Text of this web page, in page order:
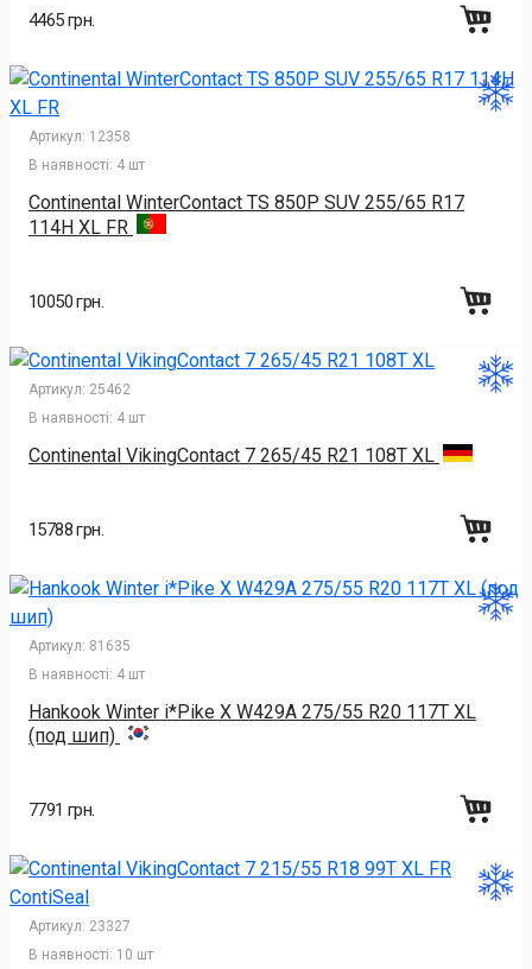
4465 грн.
Артикул: 12358
В наявності: 4 шт
Continental WinterContact TS 850P SUV 255/65 R17
114H XL FR
10050 грн.
Артикул: 25462
В наявності: 4 шт
Continental VikingContact 7 265/45 R21 108T XL
15788 грн.
Артикул: 81635
В наявності: 4 шт
Hankook Winter i*Pike X W429A 275/55 R20 117T XL
(под шип)
7791 грн.
Артикул: 23327
В наявності: 10 шт